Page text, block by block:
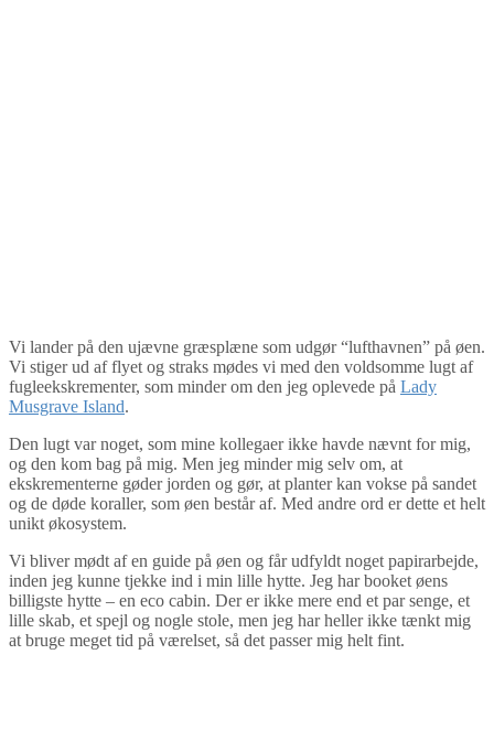
Vi lander på den ujævne græsplæne som udgør “lufthavnen” på øen.
Vi stiger ud af flyet og straks mødes vi med den voldsomme lugt af
fugleekskrementer, som minder om den jeg oplevede på Lady
Musgrave Island.
Den lugt var noget, som mine kollegaer ikke havde nævnt for mig,
og den kom bag på mig. Men jeg minder mig selv om, at
ekskrementerne gøder jorden og gør, at planter kan vokse på sandet
og de døde koraller, som øen består af. Med andre ord er dette et helt
unikt økosystem.
Vi bliver mødt af en guide på øen og får udfyldt noget papirarbejde,
inden jeg kunne tjekke ind i min lille hytte. Jeg har booket øens
billigste hytte – en eco cabin. Der er ikke mere end et par senge, et
lille skab, et spejl og nogle stole, men jeg har heller ikke tænkt mig
at bruge meget tid på værelset, så det passer mig helt fint.